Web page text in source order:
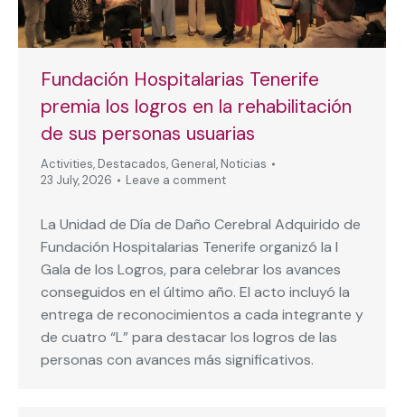
Fundación Hospitalarias Tenerife
premia los logros en la rehabilitación
de sus personas usuarias
Activities, Destacados, General, Noticias
23 July, 2026
Leave a comment
La Unidad de Día de Daño Cerebral Adquirido de
Fundación Hospitalarias Tenerife organizó la I
Gala de los Logros, para celebrar los avances
conseguidos en el último año. El acto incluyó la
entrega de reconocimientos a cada integrante y
de cuatro “L” para destacar los logros de las
personas con avances más significativos.